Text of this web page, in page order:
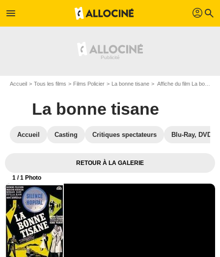
menu profil search
Accueil Tous les films Films Policier La bonne tisane Affiche du film La bonne tisane - Photo 1
La bonne tisane
Accueil Casting Critiques spectateurs Blu-Ray, DVD
RETOUR À LA GALERIE
1 / 1 Photo